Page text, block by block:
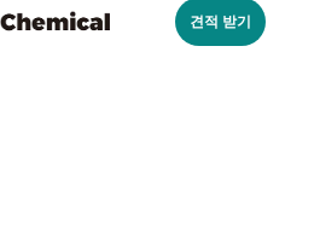
견적 받기